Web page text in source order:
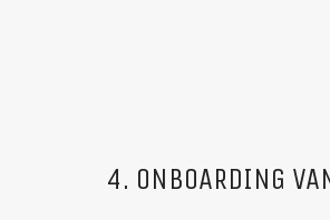
4. ONBOARDING